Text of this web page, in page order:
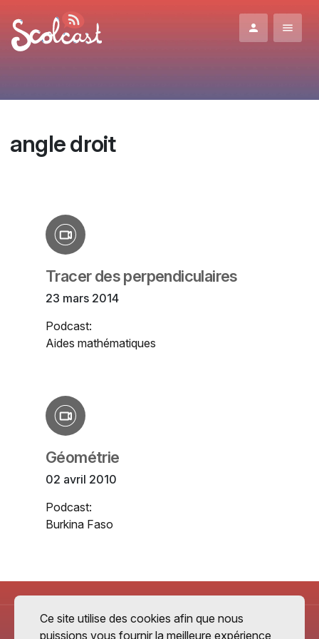
angle droit
Tracer des perpendiculaires
23 mars 2014
Podcast:
Aides mathématiques
Géométrie
02 avril 2010
Podcast:
Burkina Faso
Ce site utilise des cookies afin que nous
puissions vous fournir la meilleure expérience